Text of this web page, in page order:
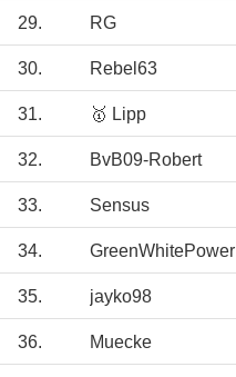
29. RG
30. Rebel63
31. 🥇 Lipp
32. BvB09-Robert
33. Sensus
34. GreenWhitePower
35. jayko98
36. Muecke